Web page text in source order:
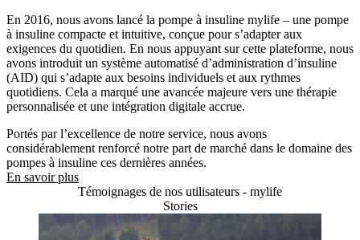
En 2016, nous avons lancé la pompe à insuline mylife – une pompe
à insuline compacte et intuitive, conçue pour s’adapter aux
exigences du quotidien. En nous appuyant sur cette plateforme, nous
avons introduit un système automatisé d’administration d’insuline
(AID) qui s’adapte aux besoins individuels et aux rythmes
quotidiens. Cela a marqué une avancée majeure vers une thérapie
personnalisée et une intégration digitale accrue.
Portés par l’excellence de notre service, nous avons
considérablement renforcé notre part de marché dans le domaine des
pompes à insuline ces dernières années.
En savoir plus
Témoignages de nos utilisateurs - mylife
Stories